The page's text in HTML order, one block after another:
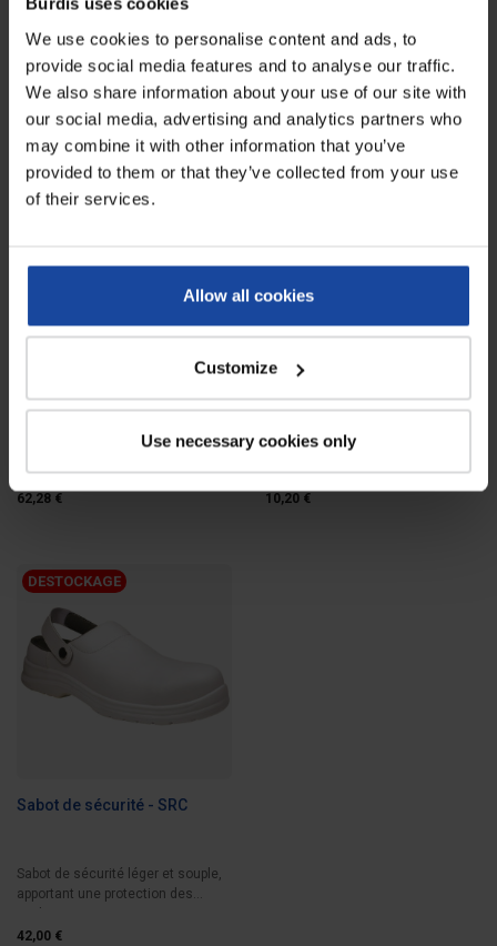
We use cookies to personalise content and ads, to
provide social media features and to analyse our traffic.
We also share information about your use of our site with
our social media, advertising and analytics partners who
may combine it with other information that you’ve
provided to them or that they’ve collected from your use
of their services.
Allow all cookies
Customize
Use necessary cookies only
maintenir un...
7,68 €
des...
92,28 €
BAISSE DE PRIX
Kits visiteurs - carton de 100
Réf : 4579
Carton de 100 kits visiteurs,
environnement du...
62,28 €
BAISSE DE PRIX
Surbottes jetables
de 50
Réf : 4597-50
Surbottes jetables étanches,
conçues pour couvrir les bottes
pour les...
10,20 €
DESTOCKAGE
Sabot de sécurité - SRC
Sabot de sécurité léger et souple,
apportant une protection des
42,00 €